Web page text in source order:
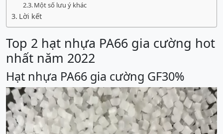
Một số lưu ý khác
Lời kết
Top 2 hạt nhựa PA66 gia cường hot
nhất năm 2022
Hạt nhựa PA66 gia cường GF30%